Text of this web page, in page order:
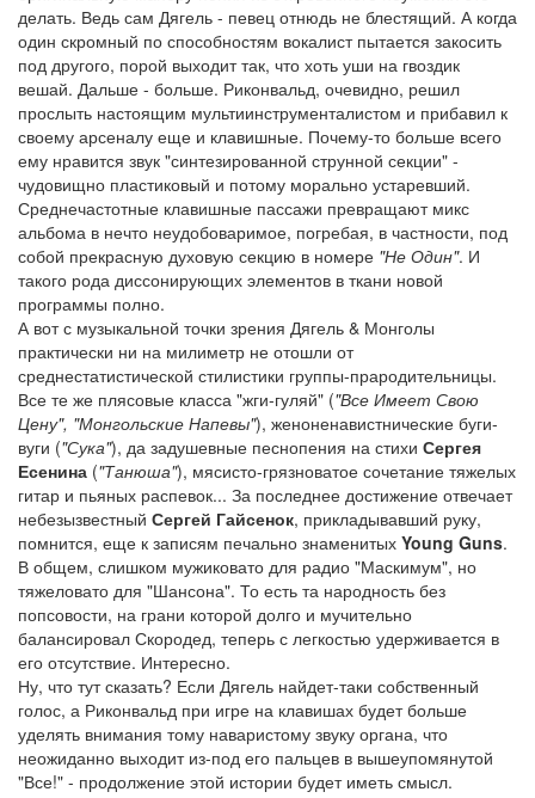
делать. Ведь сам Дягель - певец отнюдь не блестящий. А когда
один скромный по способностям вокалист пытается закосить
под другого, порой выходит так, что хоть уши на гвоздик
вешай. Дальше - больше. Риконвальд, очевидно, решил
прослыть настоящим мультиинструменталистом и прибавил к
своему арсеналу еще и клавишные. Почему-то больше всего
ему нравится звук "синтезированной струнной секции" -
чудовищно пластиковый и потому морально устаревший.
Среднечастотные клавишные пассажи превращают микс
альбома в нечто неудобоваримое, погребая, в частности, под
собой прекрасную духовую секцию в номере "Не Один". И
такого рода диссонирующих элементов в ткани новой
программы полно.
А вот с музыкальной точки зрения Дягель & Монголы
практически ни на милиметр не отошли от
среднестатистической стилистики группы-прародительницы.
Все те же плясовые класса "жги-гуляй" ("Все Имеет Свою
Цену", "Монгольские Напевы"), женоненавистнические буги-
вуги ("Сука"), да задушевные песнопения на стихи Сергея
Есенина ("Танюша"), мясисто-грязноватое сочетание тяжелых
гитар и пьяных распевок... За последнее достижение отвечает
небезызвестный Сергей Гайсенок, прикладывавший руку,
помнится, еще к записям печально знаменитых Young Guns.
В общем, слишком мужиковато для радио "Маскимум", но
тяжеловато для "Шансона". То есть та народность без
попсовости, на грани которой долго и мучительно
балансировал Скородед, теперь с легкостью удерживается в
его отсутствие. Интересно.
Ну, что тут сказать? Если Дягель найдет-таки собственный
голос, а Риконвальд при игре на клавишах будет больше
уделять внимания тому наваристому звуку органа, что
неожиданно выходит из-под его пальцев в вышеупомянутой
"Все!" - продолжение этой истории будет иметь смысл.